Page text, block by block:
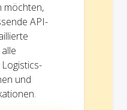
möchten,
API-
und